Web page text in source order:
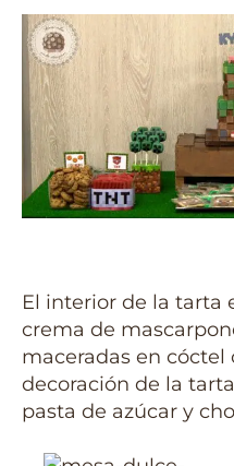
El interior de la tarta
crema de
maceradas en cóctel
decoración de la
pasta de azúcar y